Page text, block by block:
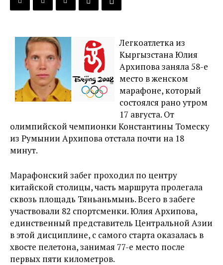
Легкоатлетка из
Кыргызстана Юлия
Архипова заняла 58-е
место в женском
марафоне, который
состоялся рано утром
17 августа. От
олимпийской чемпионки Константины Томеску
из Румынии Архипова отстала почти на 18
минут.
Марафонский забег проходил по центру
китайской столицы, часть маршрута пролегала
сквозь площадь Тяньаньмынь. Всего в забеге
участвовали 82 спортсменки. Юлия Архипова,
единственный представитель Центральной Азии
в этой дисциплине, с самого старта оказалась в
хвосте пелетона, занимая 77-е место после
первых пяти километров.